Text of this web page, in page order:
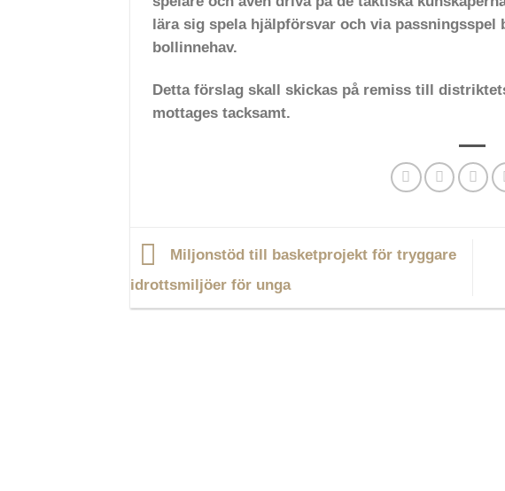
lära sig spela hjälpförsvar och via
bollinnehav.
Detta förslag skall skickas på remiss till
mottages tacksamt.
Miljonstöd till basketprojekt för tryggare
idrottsmiljöer för unga